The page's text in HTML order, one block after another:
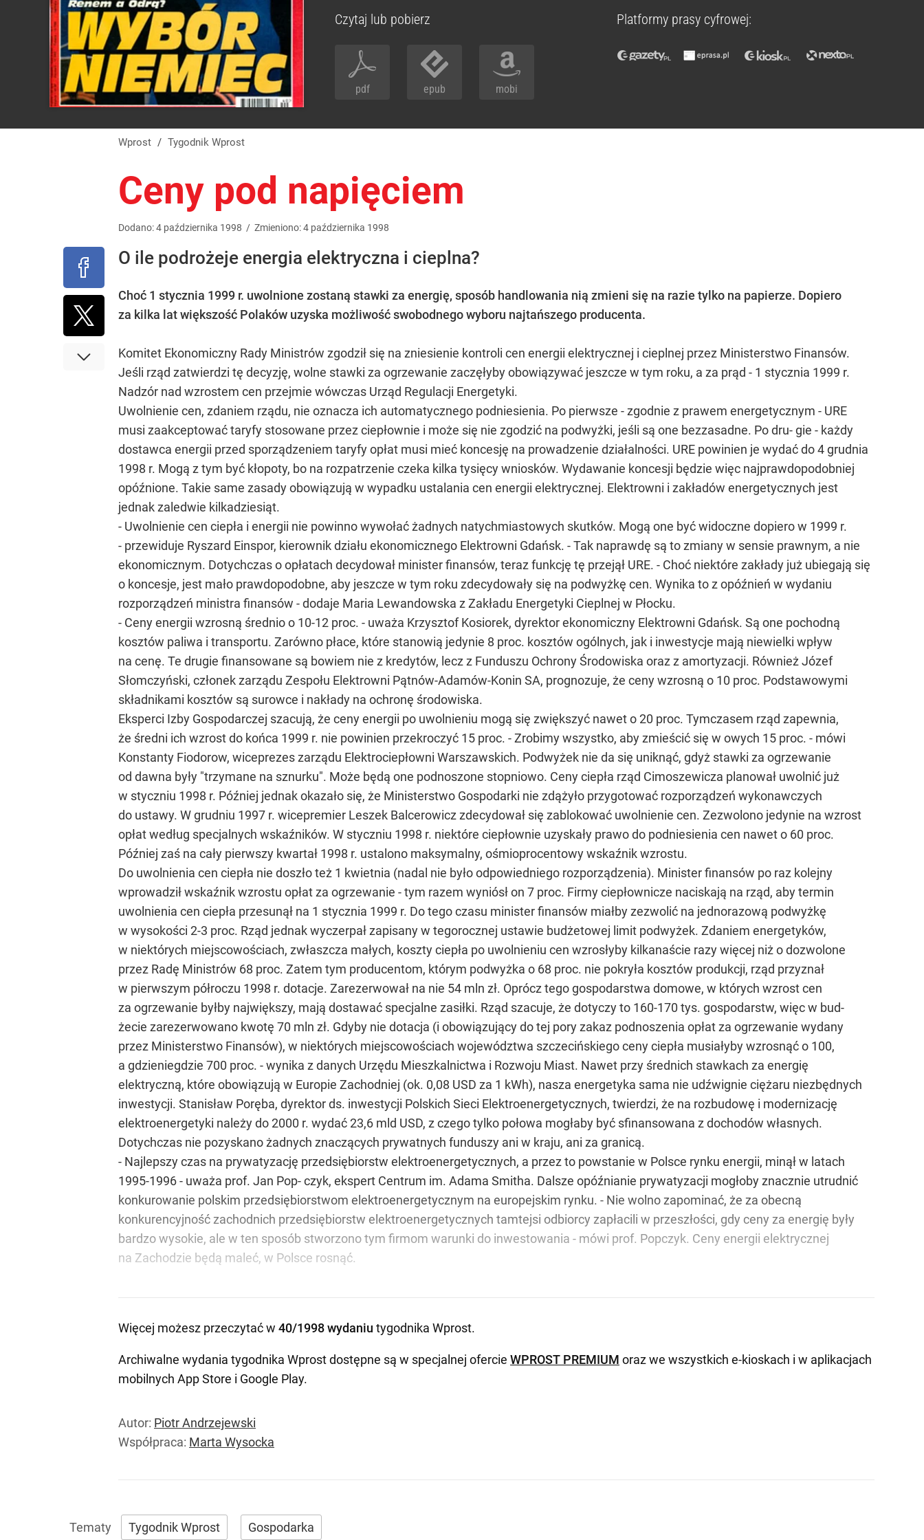
Czytaj lub pobierz
pdf epub mobi
Platformy prasy cyfrowej:
Wprost / Tygodnik Wprost
Ceny pod napięciem
Dodano:4 października 1998 / Zmieniono:4 października 1998
O ile podrożeje energia elektryczna i cieplna?
Choć 1 stycznia 1999 r. uwolnione zostaną stawki za energię, sposób handlowania nią zmieni się na razie tylko na papierze. Dopiero
za kilka lat większość Polaków uzyska możliwość swobodnego wyboru najtańszego producenta.
Komitet Ekonomiczny Rady Ministrów zgodził się na zniesienie kontroli cen energii elektrycznej i cieplnej przez Ministerstwo Finansów.
Jeśli rząd zatwierdzi tę decyzję, wolne stawki za ogrzewanie zaczęłyby obowiązywać jeszcze w tym roku, a za prąd - 1 stycznia 1999 r.
Nadzór nad wzrostem cen przejmie wówczas Urząd Regulacji Energetyki.
Uwolnienie cen, zdaniem rządu, nie oznacza ich automatycznego podniesienia. Po pierwsze - zgodnie z prawem energetycznym - URE
musi zaakceptować taryfy stosowane przez ciepłownie i może się nie zgodzić na podwyżki, jeśli są one bezzasadne. Po dru- gie - każdy
dostawca energii przed sporządzeniem taryfy opłat musi mieć koncesję na prowadzenie działalności. URE powinien je wydać do 4 grudnia
1998 r. Mogą z tym być kłopoty, bo na rozpatrzenie czeka kilka tysięcy wniosków. Wydawanie koncesji będzie więc najprawdopodobniej
opóźnione. Takie same zasady obowiązują w wypadku ustalania cen energii elektrycznej. Elektrowni i zakładów energetycznych jest
jednak zaledwie kilkadziesiąt.
- Uwolnienie cen ciepła i energii nie powinno wywołać żadnych natychmiastowych skutków. Mogą one być widoczne dopiero w 1999 r.
- przewiduje Ryszard Einspor, kierownik działu ekonomicznego Elektrowni Gdańsk. - Tak naprawdę są to zmiany w sensie prawnym, a nie
ekonomicznym. Dotychczas o opłatach decydował minister finansów, teraz funkcję tę przejął URE. - Choć niektóre zakłady już ubiegają się
o koncesje, jest mało prawdopodobne, aby jeszcze w tym roku zdecydowały się na podwyżkę cen. Wynika to z opóźnień w wydaniu
rozporządzeń ministra finansów - dodaje Maria Lewandowska z Zakładu Energetyki Cieplnej w Płocku.
- Ceny energii wzrosną średnio o 10-12 proc. - uważa Krzysztof Kosiorek, dyrektor ekonomiczny Elektrowni Gdańsk. Są one pochodną
kosztów paliwa i transportu. Zarówno płace, które stanowią jedynie 8 proc. kosztów ogólnych, jak i inwestycje mają niewielki wpływ
na cenę. Te drugie finansowane są bowiem nie z kredytów, lecz z Funduszu Ochrony Środowiska oraz z amortyzacji. Również Józef
Słomczyński, członek zarządu Zespołu Elektrowni Pątnów-Adamów-Konin SA, prognozuje, że ceny wzrosną o 10 proc. Podstawowymi
składnikami kosztów są surowce i nakłady na ochronę środowiska.
Eksperci Izby Gospodarczej szacują, że ceny energii po uwolnieniu mogą się zwiększyć nawet o 20 proc. Tymczasem rząd zapewnia,
że średni ich wzrost do końca 1999 r. nie powinien przekroczyć 15 proc. - Zrobimy wszystko, aby zmieścić się w owych 15 proc. - mówi
Konstanty Fiodorow, wiceprezes zarządu Elektrociepłowni Warszawskich. Podwyżek nie da się uniknąć, gdyż stawki za ogrzewanie
od dawna były "trzymane na sznurku". Może będą one podnoszone stopniowo. Ceny ciepła rząd Cimoszewicza planował uwolnić już
w styczniu 1998 r. Później jednak okazało się, że Ministerstwo Gospodarki nie zdążyło przygotować rozporządzeń wykonawczych
do ustawy. W grudniu 1997 r. wicepremier Leszek Balcerowicz zdecydował się zablokować uwolnienie cen. Zezwolono jedynie na wzrost
opłat według specjalnych wskaźników. W styczniu 1998 r. niektóre ciepłownie uzyskały prawo do podniesienia cen nawet o 60 proc.
Później zaś na cały pierwszy kwartał 1998 r. ustalono maksymalny, ośmioprocentowy wskaźnik wzrostu.
Do uwolnienia cen ciepła nie doszło też 1 kwietnia (nadal nie było odpowiedniego rozporządzenia). Minister finansów po raz kolejny
wprowadził wskaźnik wzrostu opłat za ogrzewanie - tym razem wyniósł on 7 proc. Firmy ciepłownicze naciskają na rząd, aby termin
uwolnienia cen ciepła przesunął na 1 stycznia 1999 r. Do tego czasu minister finansów miałby zezwolić na jednorazową podwyżkę
w wysokości 2-3 proc. Rząd jednak wyczerpał zapisany w tegorocznej ustawie budżetowej limit podwyżek. Zdaniem energetyków,
w niektórych miejscowościach, zwłaszcza małych, koszty ciepła po uwolnieniu cen wzrosłyby kilkanaście razy więcej niż o dozwolone
przez Radę Ministrów 68 proc. Zatem tym producentom, którym podwyżka o 68 proc. nie pokryła kosztów produkcji, rząd przyznał
w pierwszym półroczu 1998 r. dotacje. Zarezerwował na nie 54 mln zł. Oprócz tego gospodarstwa domowe, w których wzrost cen
za ogrzewanie byłby największy, mają dostawać specjalne zasiłki. Rząd szacuje, że dotyczy to 160-170 tys. gospodarstw, więc w bud-
żecie zarezerwowano kwotę 70 mln zł. Gdyby nie dotacja (i obowiązujący do tej pory zakaz podnoszenia opłat za ogrzewanie wydany
przez Ministerstwo Finansów), w niektórych miejscowościach województwa szczecińskiego ceny ciepła musiałyby wzrosnąć o 100,
a gdzieniegdzie 700 proc. - wynika z danych Urzędu Mieszkalnictwa i Rozwoju Miast. Nawet przy średnich stawkach za energię
elektryczną, które obowiązują w Europie Zachodniej (ok. 0,08 USD za 1 kWh), nasza energetyka sama nie udźwignie ciężaru niezbędnych
inwestycji. Stanisław Poręba, dyrektor ds. inwestycji Polskich Sieci Elektroenergetycznych, twierdzi, że na rozbudowę i modernizację
elektroenergetyki należy do 2000 r. wydać 23,6 mld USD, z czego tylko połowa mogłaby być sfinansowana z dochodów własnych.
Dotychczas nie pozyskano żadnych znaczących prywatnych funduszy ani w kraju, ani za granicą.
- Najlepszy czas na prywatyzację przedsiębiorstw elektroenergetycznych, a przez to powstanie w Polsce rynku energii, minął w latach
1995-1996 - uważa prof. Jan Pop- czyk, ekspert Centrum im. Adama Smitha. Dalsze opóźnianie prywatyzacji mogłoby znacznie utrudnić
konkurowanie polskim przedsiębiorstwom elektroenergetycznym na europejskim rynku. - Nie wolno zapominać, że za obecną
konkurencyjność zachodnich przedsiębiorstw elektroenergetycznych tamtejsi odbiorcy zapłacili w przeszłości, gdy ceny za energię były
bardzo wysokie, ale w ten sposób stworzono tym firmom warunki do inwestowania - mówi prof. Popczyk. Ceny energii elektrycznej
na Zachodzie będą maleć, w Polsce rosnąć.
Więcej możesz przeczytać w 40/1998 wydaniu tygodnika Wprost.
Archiwalne wydania tygodnika Wprost dostępne są w specjalnej ofercie WPROST PREMIUM oraz we wszystkich e-kioskach i w aplikacjach
mobilnych App Store i Google Play.
Autor: Piotr Andrzejewski
Współpraca: Marta Wysocka
Tygodnik Wprost Gospodarka